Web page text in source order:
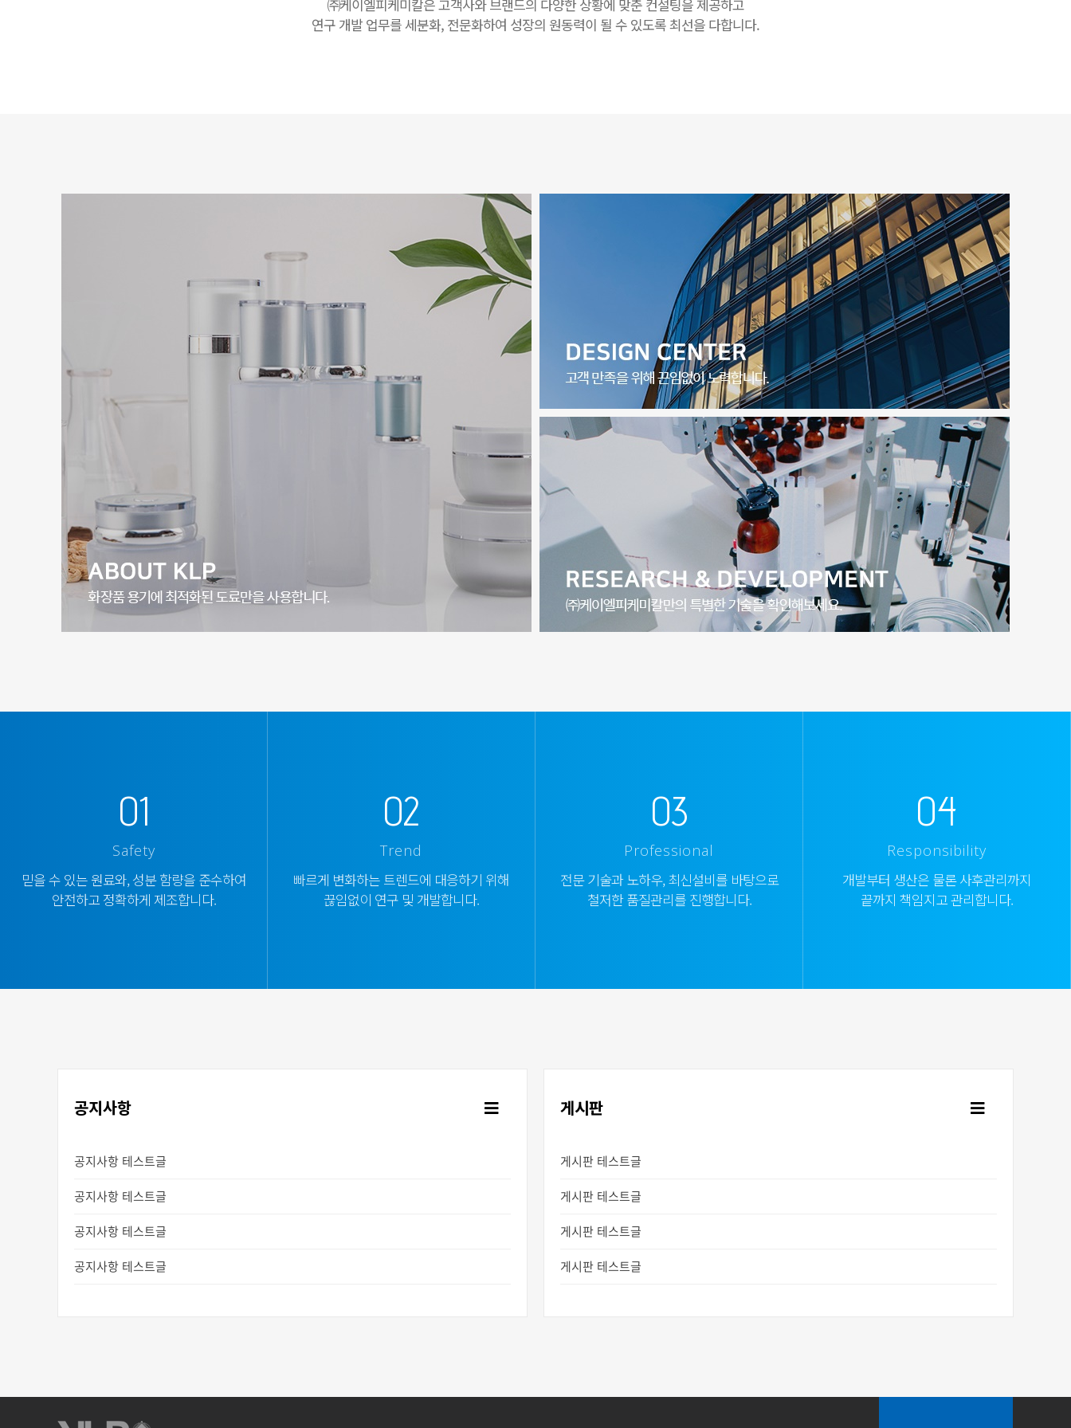
㈜케이엘피케미칼은 고객사와 브랜드의 다양한 상황에 맞춘 컨설팅을 제공하고
연구 개발 업무를 세분화, 전문화하여 성장의 원동력이 될 수 있도록 최선을 다합니다.
01
Safety
믿을 수 있는 원료와, 성분 함량을 준수하여
안전하고 정확하게 제조합니다.
02
Trend
빠르게 변화하는 트렌드에 대응하기 위해
끊임없이 연구 및 개발합니다.
03
Professional
전문 기술과 노하우, 최신설비를 바탕으로
철저한 품질관리를 진행합니다.
04
Responsibility
개발부터 생산은 물론 사후관리까지
끝까지 책임지고 관리합니다.
공지사항
공지사항 테스트글
공지사항 테스트글
공지사항 테스트글
공지사항 테스트글
게시판
게시판 테스트글
게시판 테스트글
게시판 테스트글
게시판 테스트글